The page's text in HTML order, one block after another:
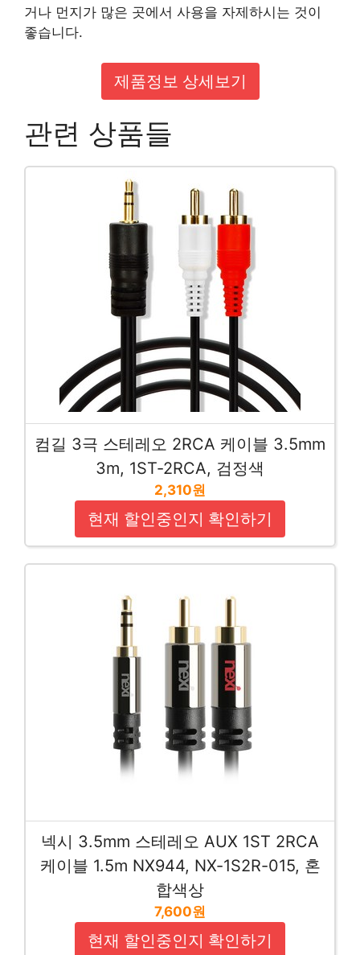
거나 먼지가 많은 곳에서 사용을 자제하시는 것이
좋습니다.
제품정보 상세보기
관련 상품들
컴길 3극 스테레오 2RCA 케이블 3.5mm
3m, 1ST-2RCA, 검정색
2,310원
현재 할인중인지 확인하기
넥시 3.5mm 스테레오 AUX 1ST 2RCA
케이블 1.5m NX944, NX-1S2R-015, 혼
합색상
7,600원
현재 할인중인지 확인하기